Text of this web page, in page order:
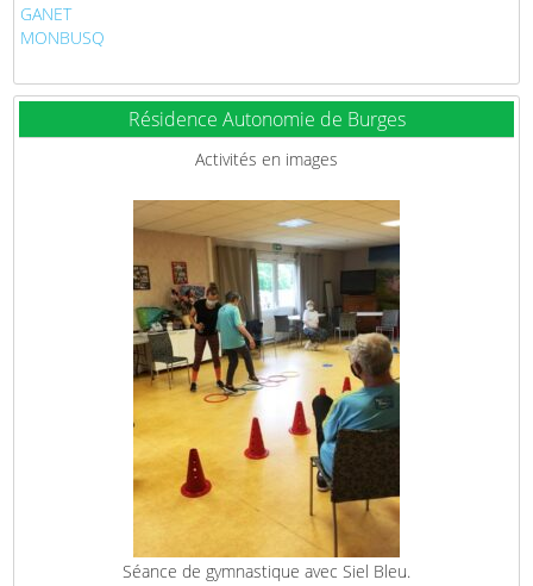
GANET
MONBUSQ
Résidence Autonomie de Burges
Activités en images
Séance de gymnastique avec Siel Bleu.